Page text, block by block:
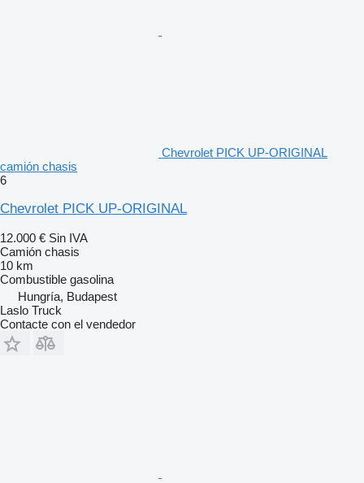
Chevrolet PICK UP-ORIGINAL
camión chasis
6
Chevrolet PICK UP-ORIGINAL
12.000 € Sin IVA
Camión chasis
10 km
Combustible gasolina
Hungría, Budapest
Laslo Truck
Contacte con el vendedor